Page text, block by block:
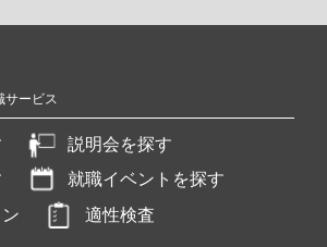
サービス
説明会を探す
就職イベントを探す
適性検査